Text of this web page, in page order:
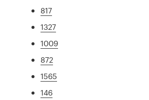
817
1327
1009
872
1565
146